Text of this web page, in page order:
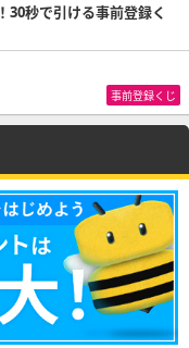
30秒で引ける事前登録く
事前登録くじ